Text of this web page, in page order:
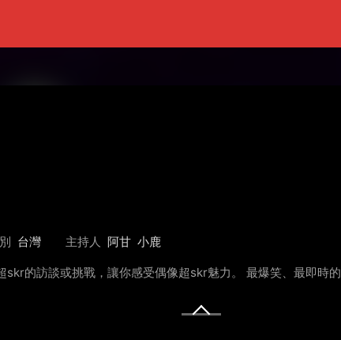
台灣 主持人 阿甘 小鹿
的訪談或挑戰，讓你感受偶像超skr魅力。 最爆笑、最即時